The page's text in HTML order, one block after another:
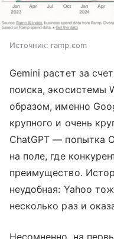
Источник: ramp.com
Gemini растет за
поиска, экосистемы
образом, именно
крупного и очень
ChatGPT — попытка
на поле, где
преимущество.
неудобная: Yahoo
несколько раз и
Несомненно, на